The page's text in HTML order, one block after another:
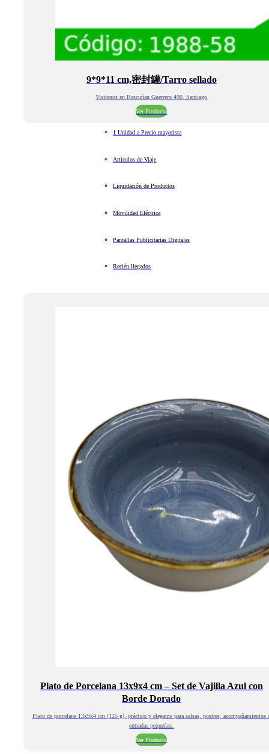
9*9*11 cm,密封罐/Tarro sellado
Visitanos en Bascuñan Guerrero 490, Santiago
Ver Producto
1 Unidad a Precio mayorista
Artículos de Viaje
Liquidación de Productos
Movilidad Eléctrica
Pantallas Publicitarias Digitales
Recién llegados
Plato de Porcelana 13x9x4 cm – Set de Vajilla Azul con
Borde Dorado
Plato de porcelana 13x9x4 cm (125 g), práctico y elegante para salsas, postres, acompañamientos
entradas pequeñas.
Ver Producto